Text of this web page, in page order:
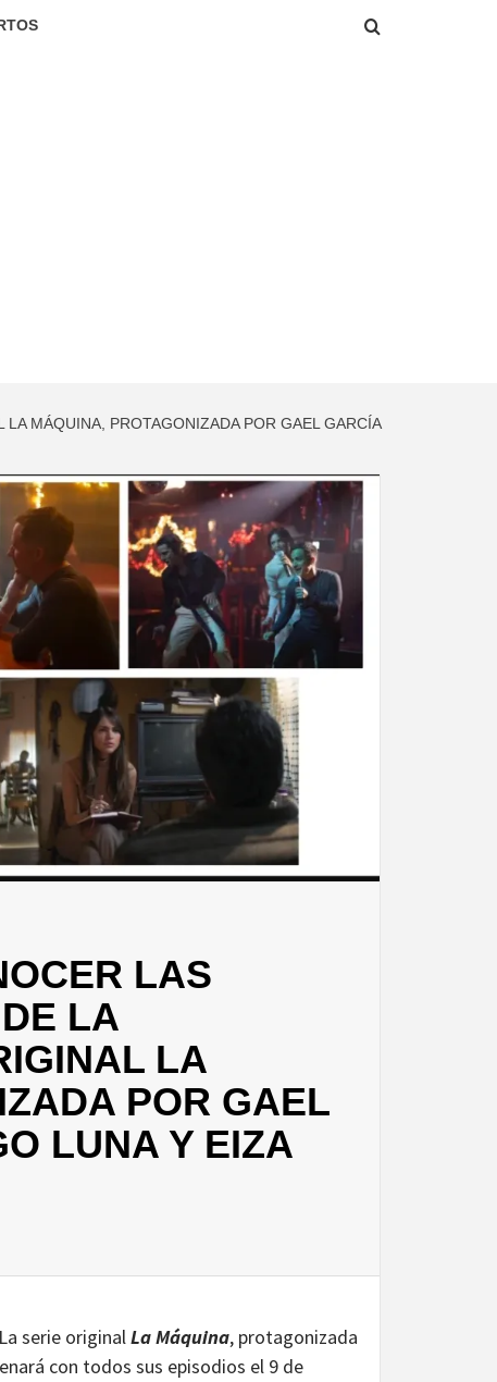
MÁQUINA, PROTAGONIZADA POR GAEL GARCÍA
LAS
LA
LA
POR GAEL
LUNA Y EIZA
La serie originalLa Máquina, protagonizada
con todos sus episodios el 9 de